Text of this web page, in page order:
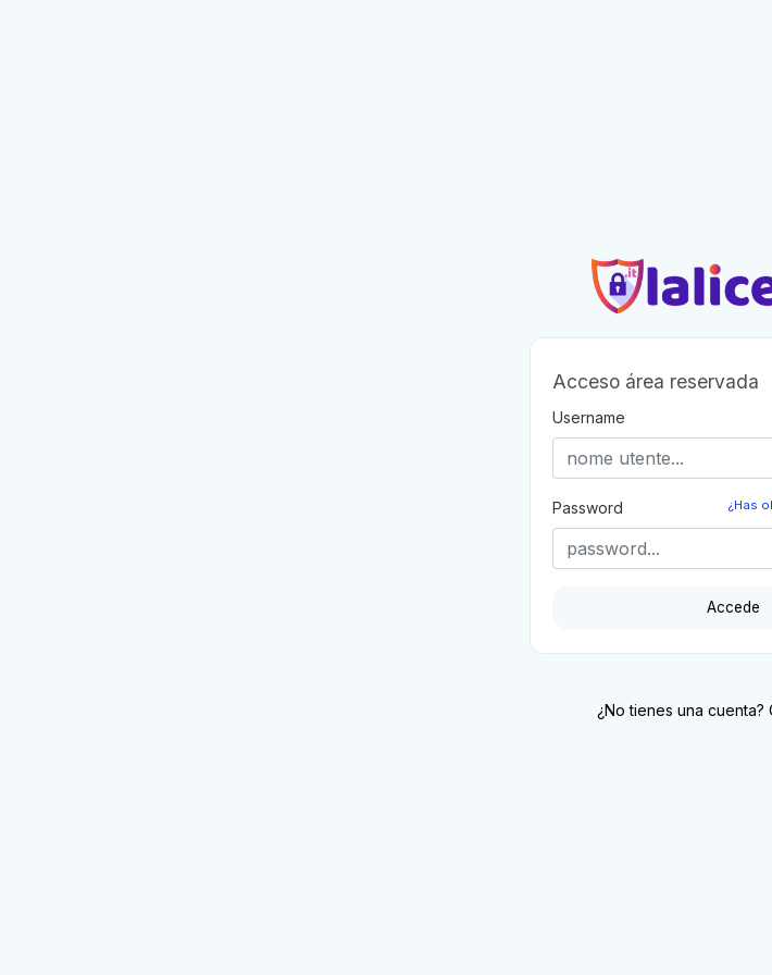
Acceso área reservada
Username
Password ¿Has
Accede
¿No tienes una cuenta?